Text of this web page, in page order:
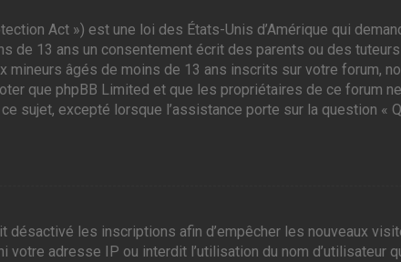
Act ») est une loi des États-Unis d’Amérique qui
de 13 ans un consentement écrit des parents ou des
mineurs âgés de moins de 13 ans inscrits sur votre forum,
que phpBB Limited et que les propriétaires de ce forum
sujet, excepté lorsque l’assistance porte sur la question «
désactivé les inscriptions afin d’empêcher les nouveaux
votre adresse IP ou interdit l’utilisation du nom d’utilisateur